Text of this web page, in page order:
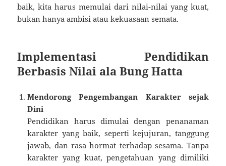
baik, kita harus memulai dari nilai-nilai yang kuat,
bukan hanya ambisi atau kekuasaan semata.
Implementasi Pendidikan
Berbasis Nilai ala Bung Hatta
Mendorong Pengembangan Karakter sejak
Dini
Pendidikan harus dimulai dengan penanaman
karakter yang baik, seperti kejujuran, tanggung
jawab, dan rasa hormat terhadap sesama. Tanpa
karakter yang kuat, pengetahuan yang dimiliki